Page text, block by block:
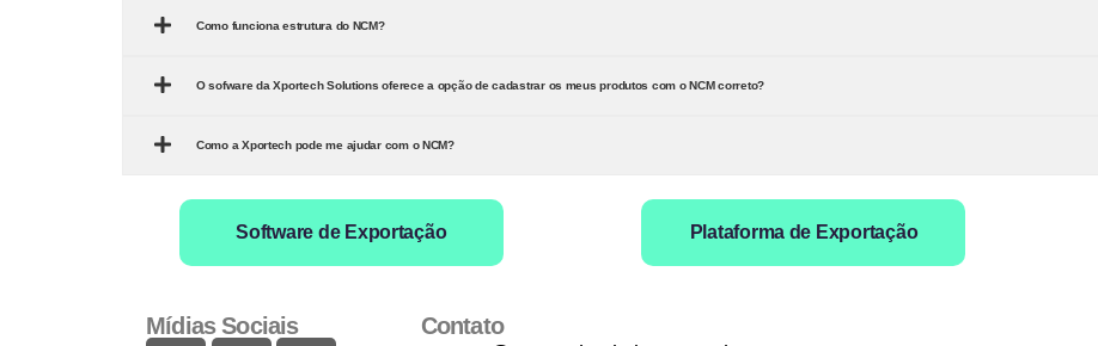
Como funciona estrutura do NCM?
O sofware da Xportech Solutions oferece a opção de cadastrar os meus produtos com o NCM correto?
Como a Xportech pode me ajudar com o NCM?
Software de Exportação Plataforma de Exportação
Mídias Sociais Contato